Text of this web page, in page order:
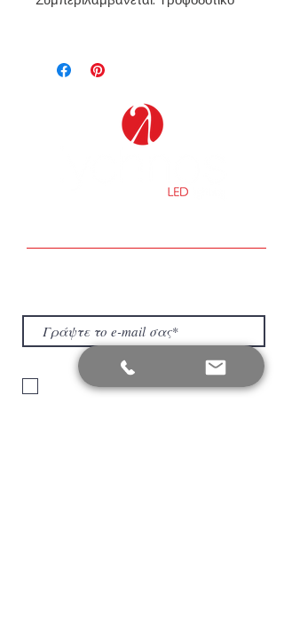
Είμαι σύμφωνος με τους όρους
πολιτικής προστασίας απορρήτου.